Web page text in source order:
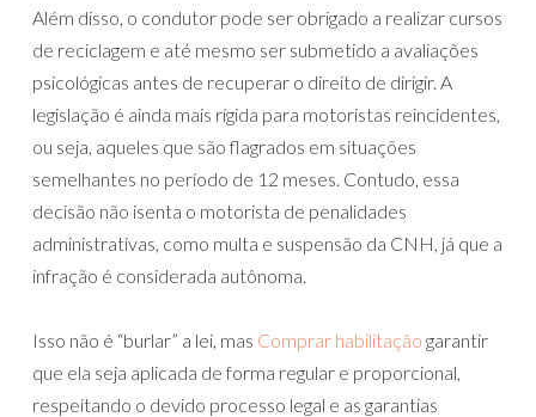
Além disso, o condutor pode ser obrigado a realizar cursos
de reciclagem e até mesmo ser submetido a avaliações
psicológicas antes de recuperar o direito de dirigir. A
legislação é ainda mais rígida para motoristas reincidentes,
ou seja, aqueles que são flagrados em situações
semelhantes no período de 12 meses. Contudo, essa
decisão não isenta o motorista de penalidades
administrativas, como multa e suspensão da CNH, já que a
infração é considerada autônoma.
Isso não é “burlar” a lei, mas Comprar habilitação garantir
que ela seja aplicada de forma regular e proporcional,
respeitando o devido processo legal e as garantias